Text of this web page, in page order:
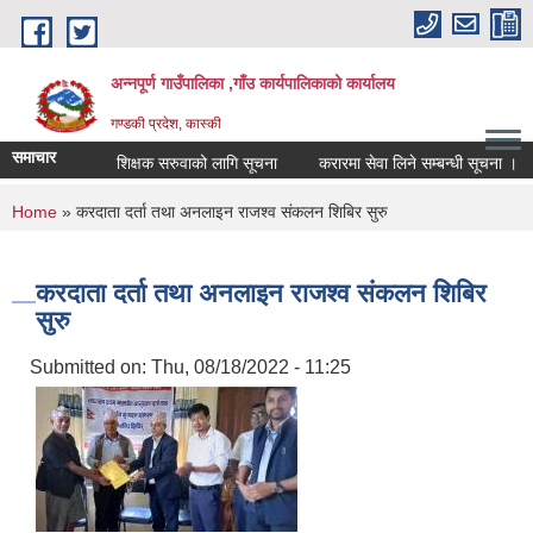
Skip to main content
अन्नपूर्ण गाउँपालिका ,गाँउ कार्यपालिकाको कार्यालय
गण्डकी प्रदेश, कास्की
समाचार शिक्षक सरुवाको लागि सूचना करारमा सेवा लिने सम्बन्धी सूचना ।
You are here
Home » करदाता दर्ता तथा अनलाइन राजश्व संकलन शिबिर सुरु
करदाता दर्ता तथा अनलाइन राजश्व संकलन शिबिर
सुरु
Submitted on: Thu, 08/18/2022 - 11:25